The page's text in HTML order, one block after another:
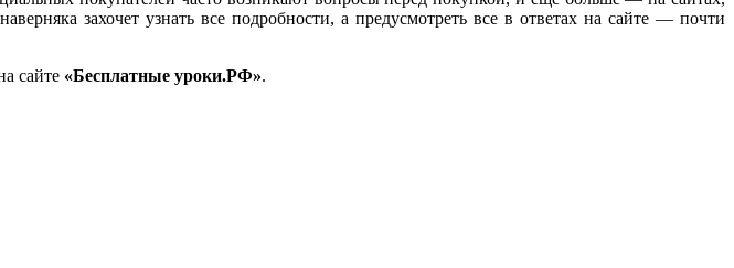
захочет узнать все подробности, а предусмотреть все в ответах на сайте — почти
сайте «Бесплатные уроки.РФ».